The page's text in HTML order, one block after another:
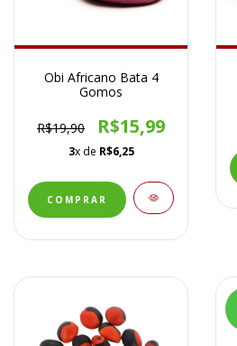
Obi Africano Bata 4
Gomos
R$19,90 R$15,99
3x de R$6,25